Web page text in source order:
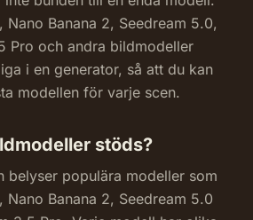
Nano Banana 2, Seedream 5.0,
Pro och andra bildmodeller
i en generator, så att du kan
modellen för varje scen.
stöds?
belyser populära modeller som
Nano Banana 2, Seedream 5.0